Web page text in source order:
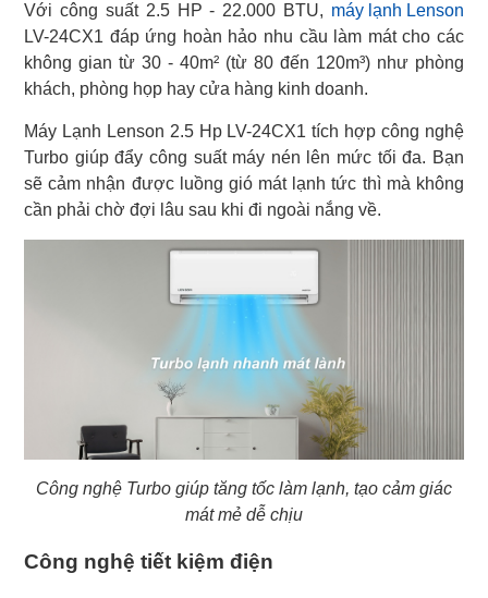
Với công suất 2.5 HP - 22.000 BTU, máy lạnh Lenson
LV-24CX1 đáp ứng hoàn hảo nhu cầu làm mát cho các
không gian từ 30 - 40m² (từ 80 đến 120m³) như phòng
khách, phòng họp hay cửa hàng kinh doanh.
Máy Lạnh Lenson 2.5 Hp LV-24CX1 tích hợp công nghệ
Turbo giúp đẩy công suất máy nén lên mức tối đa. Bạn
sẽ cảm nhận được luồng gió mát lạnh tức thì mà không
cần phải chờ đợi lâu sau khi đi ngoài nắng về.
Công nghệ Turbo giúp tăng tốc làm lạnh, tạo cảm giác
mát mẻ dễ chịu
Công nghệ tiết kiệm điện